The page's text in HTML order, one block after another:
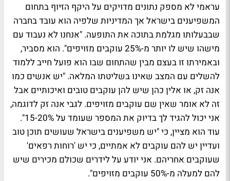
עראמי לא מספק נתונים מדויקים על היקף הזיוף בתחום
המשפיענים בישראל אך המדיניות שלפיה הוא עובד בחברה
שבבעלותו מגלמת בתוכה את התופעה. "אנחנו לא נעבוד עם
מישהו שיש לו יותר מ-25% עוקבים מזויפים". הוא מסביר,
ובאמירתו זו בעצם מבין שהתחום שבו הוא פועל חייב ללמוד
להשלים עם המצב שאינו בשליטתו המלאה. "יש אנשים כמו
אנה זק, או אלין כהן שיש להן עוקבים טובים ואיכותיים אבל
זה לא אומר שאין שם עוקבים מזויפים. לגבי אנה זק לדוגמה,
אני יכול להגיד לך בדיוק את המספר שעומד על 15-20%".
עוד הוא מציין, כי "יש משפיענים בישראל שעושים תוכן טוב
ועדיין יש להם עוקבים לא אמתיים, כי יש 'רוחות רפאים'
שעוקבים אחריהם. אני יודע על לידרים שכולם מכירים שיש
להם למעלה מ-50% עוקבים מזויפים".